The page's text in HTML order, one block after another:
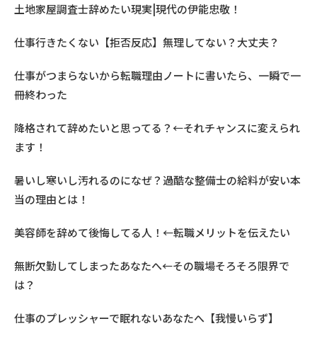
土地家屋調査士辞めたい現実|現代の伊能忠敬！
仕事行きたくない【拒否反応】無理してない？大丈夫？
仕事がつまらないから転職理由ノートに書いたら、一瞬で一
冊終わった
降格されて辞めたいと思ってる？←それチャンスに変えられ
ます！
暑いし寒いし汚れるのになぜ？過酷な整備士の給料が安い本
当の理由とは！
美容師を辞めて後悔してる人！←転職メリットを伝えたい
無断欠勤してしまったあなたへ←その職場そろそろ限界で
は？
仕事のプレッシャーで眠れないあなたへ【我慢いらず】